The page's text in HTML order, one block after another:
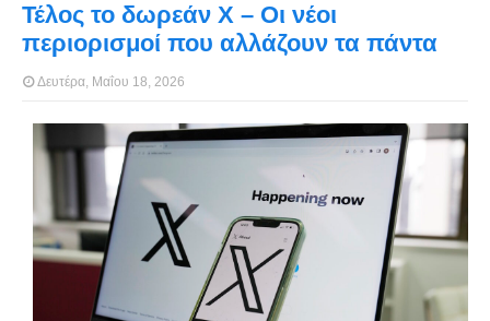
Τέλος το δωρεάν Χ – Οι νέοι
περιορισμοί που αλλάζουν τα πάντα
Δευτέρα, Μαΐου 18, 2026